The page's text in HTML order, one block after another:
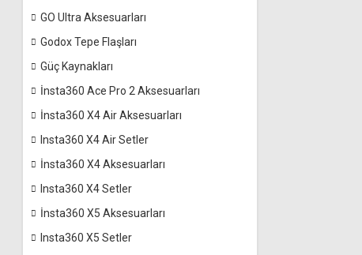
GO Ultra Aksesuarları
Godox Tepe Flaşları
Güç Kaynakları
İnsta360 Ace Pro 2 Aksesuarları
İnsta360 X4 Air Aksesuarları
Insta360 X4 Air Setler
İnsta360 X4 Aksesuarları
Insta360 X4 Setler
İnsta360 X5 Aksesuarları
Insta360 X5 Setler